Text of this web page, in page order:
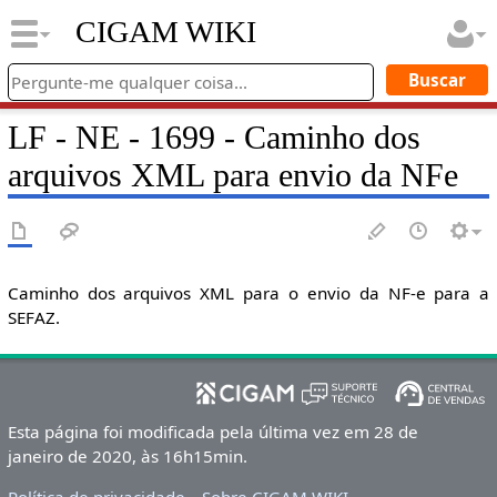
CIGAM WIKI
LF - NE - 1699 - Caminho dos
arquivos XML para envio da NFe
Caminho dos arquivos XML para o envio da NF-e para a
SEFAZ.
Esta página foi modificada pela última vez em 28 de
janeiro de 2020, às 16h15min.